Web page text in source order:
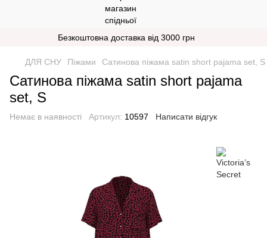
Безкоштовна доставка від 3000 грн
ДЛЯ СНУ Піжами Сатинова піжама satin short pajama set, S
Сатинова піжама satin short pajama
set, S
Немає в наявності Артикул: 10597 Написати відгук